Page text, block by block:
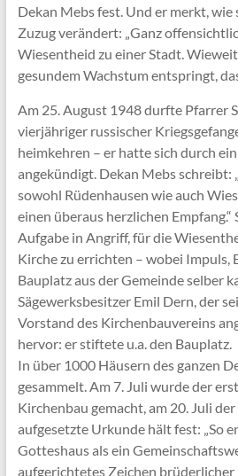
Dekan Mebs fest. Und er merkt,
Zuzug verändert: „Ganz
Wiesentheid zu einer Stadt.
gesundem Wachstum entspringt,
Am 25. August 1948 durfte Pfarrer
vierjähriger russischer
heimkehren – er hatte sich durch
angekündigt. Dekan Mebs schreibt:
sowohl Rüdenhausen wie auch
einen überaus herzlichen
Aufgabe in Angriff, für die
Kirche zu errichten – wobei Impuls,
Bauplatz aus der Gemeinde selber
Sägewerksbesitzer Emil Dern, der
Vorstand des Kirchenbauvereins
hervor: er stiftete u.a. den Bauplatz.
In über 1000 Häusern des ganzen
gesammelt. Am 7. Juli wurde der
Kirchenbau gemacht, am 20. Juli
aufgesetzte Urkunde hält fest: „So
Gotteshaus als ein
aufgerichtetes Zeichen brüderlicher